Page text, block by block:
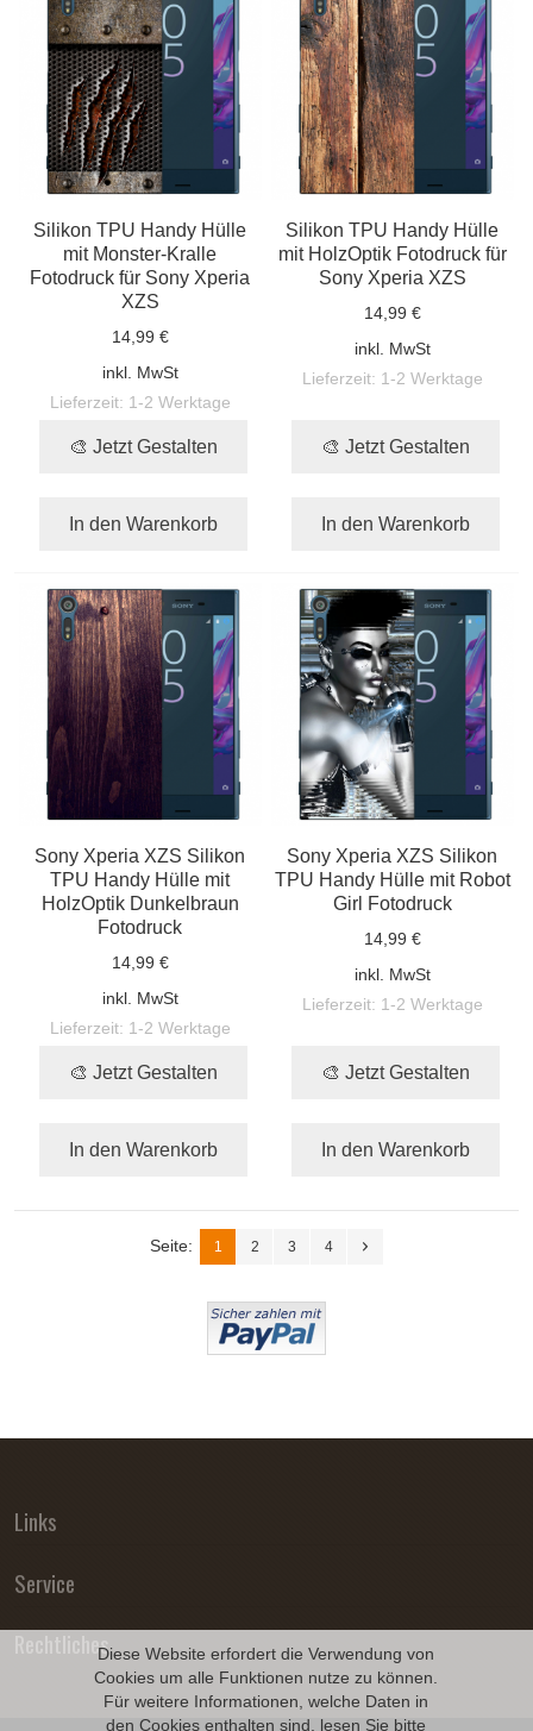
Diese Website erfordert die Verwendung von
Cookies um alle Funktionen nutze zu können.
Für weitere Informationen, welche Daten in
den Cookies enthalten sind, lesen Sie bitte
Silikon TPU Handy Hülle
mit Monster-Kralle
Fotodruck für Sony Xperia
XZS
14,99 €
inkl. MwSt
Lieferzeit: 1-2 Werktage
🎨 Jetzt Gestalten
In den Warenkorb
Silikon TPU Handy Hülle
mit HolzOptik Fotodruck für
Sony Xperia XZS
14,99 €
inkl. MwSt
Lieferzeit: 1-2 Werktage
🎨 Jetzt Gestalten
In den Warenkorb
Sony Xperia XZS Silikon
TPU Handy Hülle mit
HolzOptik Dunkelbraun
Fotodruck
14,99 €
inkl. MwSt
Lieferzeit: 1-2 Werktage
🎨 Jetzt Gestalten
In den Warenkorb
Sony Xperia XZS Silikon
TPU Handy Hülle mit Robot
Girl Fotodruck
14,99 €
inkl. MwSt
Lieferzeit: 1-2 Werktage
🎨 Jetzt Gestalten
In den Warenkorb
Seite: 1 2 3 4
Links
Service
Rechtliches